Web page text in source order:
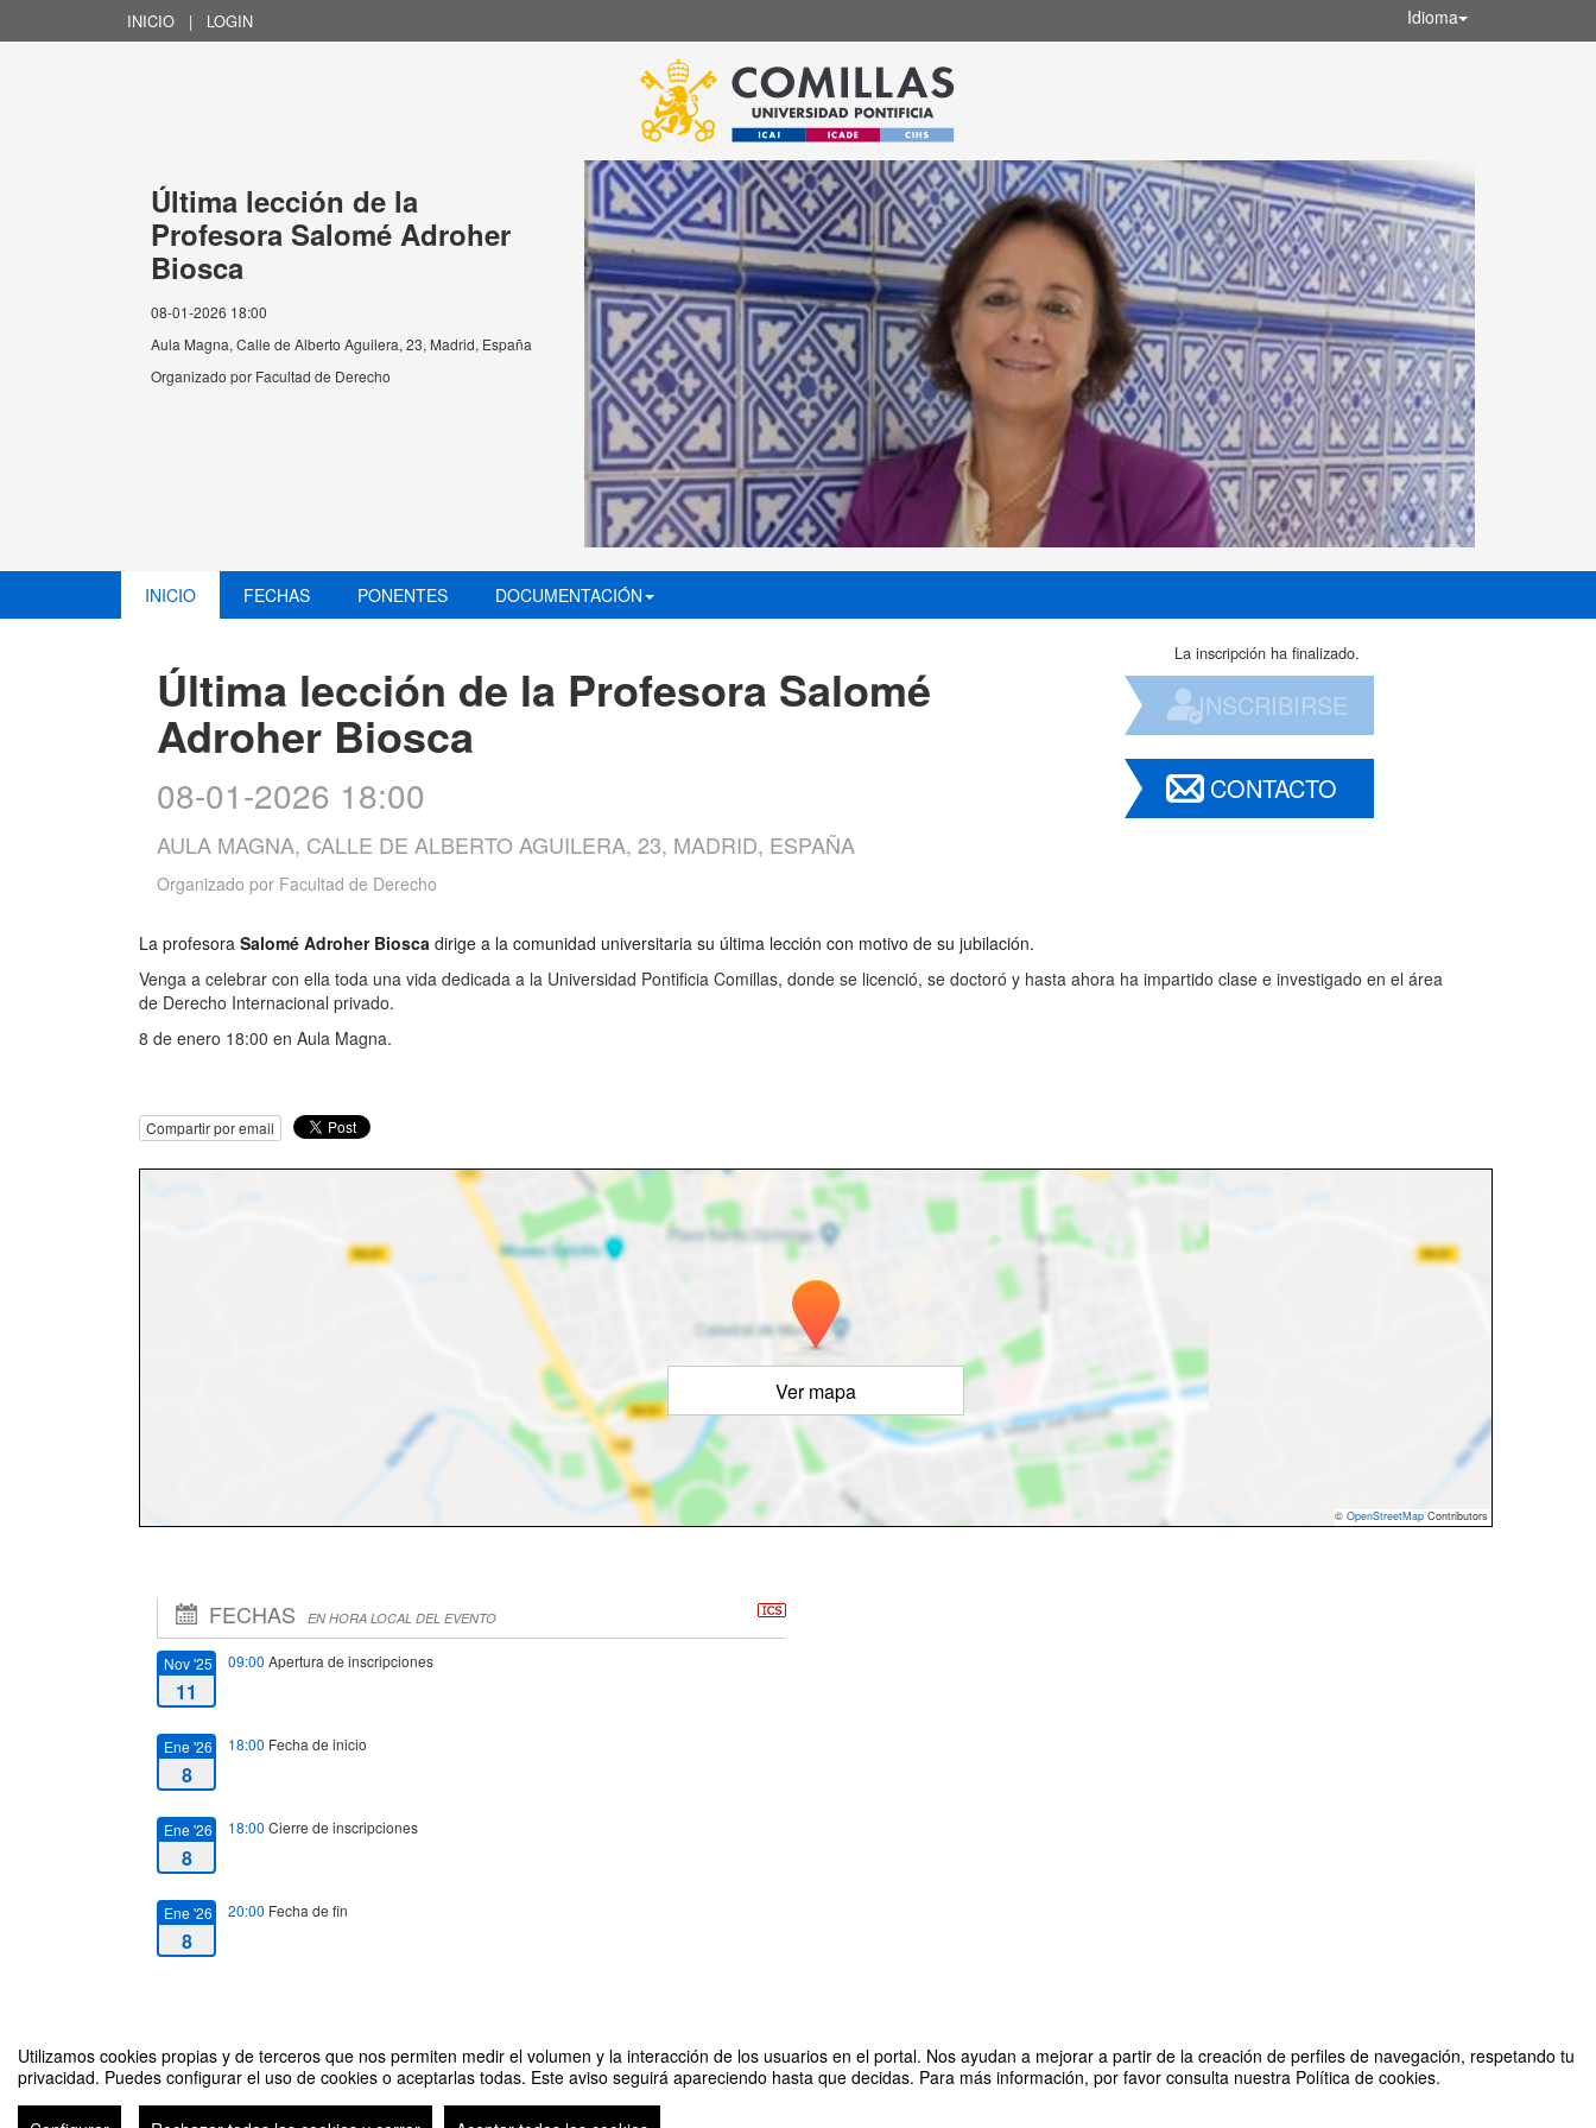
Utilizamos cookies propias y de terceros que nos permiten medir el volumen y la interacción de los usuarios en el portal. Nos ayudan a mejorar a partir de la creación de perfiles de navegación, respetando tu
privacidad. Puedes configurar el uso de cookies o aceptarlas todas. Este aviso seguirá apareciendo hasta que decidas. Para más información, por favor consulta nuestra Política de cookies.
INICIO | LOGIN Idioma
Última lección de la
Profesora Salomé Adroher
Biosca
08-01-2026 18:00
Aula Magna, Calle de Alberto Aguilera, 23, Madrid, España
Organizado por Facultad de Derecho
INICIO FECHAS PONENTES DOCUMENTACIÓN
Última lección de la Profesora Salomé
Adroher Biosca
08-01-2026 18:00
AULA MAGNA, CALLE DE ALBERTO AGUILERA, 23, MADRID, ESPAÑA
Organizado por Facultad de Derecho
La inscripción ha finalizado.
INSCRIBIRSE
CONTACTO
La profesora Salomé Adroher Biosca dirige a la comunidad universitaria su última lección con motivo de su jubilación.
Venga a celebrar con ella toda una vida dedicada a la Universidad Pontificia Comillas, donde se licenció, se doctoró y hasta ahora ha impartido clase e investigado en el área
de Derecho Internacional privado.
8 de enero 18:00 en Aula Magna.
Compartir por email
Ver mapa
© OpenStreetMap Contributors
FECHAS EN HORA LOCAL DEL EVENTO
Nov '25
11
09:00 Apertura de inscripciones
Ene '26
8
18:00 Fecha de inicio
Ene '26
8
18:00 Cierre de inscripciones
Ene '26
8
20:00 Fecha de fin
Última lección de la Profesora Salomé Adroher Biosca Organizado por Facultad de Derecho